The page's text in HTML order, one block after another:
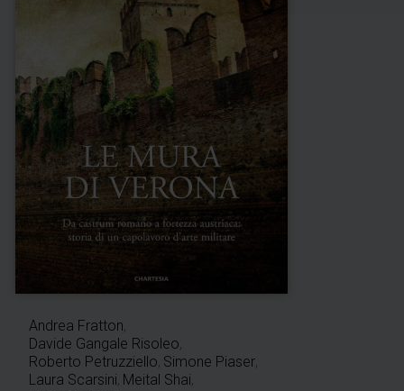
Andrea Fratton,
Davide Gangale Risoleo,
Roberto Petruzziello, Simone Piaser,
Laura Scarsini, Meital Shai,